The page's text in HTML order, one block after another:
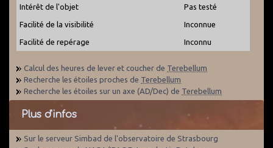
Intérêt de l'objet Pas testé
Facilité de la visibilité Inconnue
Facilité de repérage Inconnu
Calcul des heures de lever et coucher de Terebellum
Recherche les étoiles proches de Terebellum
Recherche les étoiles sur un axe (AD/Dec) de Terebellum
Plus d'infos
Sur le serveur Simbad de l'observatoire de Strasbourg